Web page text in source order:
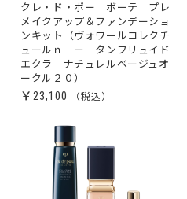
クレ・ド・ポー ボーテ プレ
メイクアップ＆ファンデーショ
ンキット（ヴォワールコレクチ
ュールｎ ＋ タンフリュイド
エクラ ナチュレルベージュオ
ークル２０）
￥23,100